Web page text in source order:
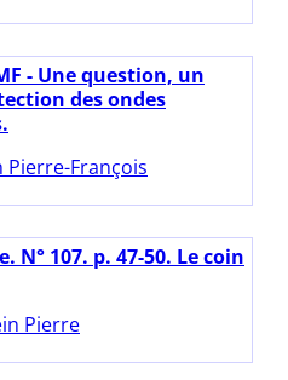
- Une question, un
des ondes
Pierre-François
N° 107. p. 47-50. Le coin
Pierre